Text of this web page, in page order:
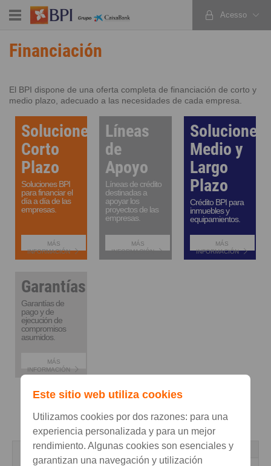
PT EN ES
Acesso
Empresas Financiación
Financiación
El BPI dispone de una oferta completa de financiación de corto y
medio plazo, adecuado a las necesidades de cada empresa.
Soluciones
Corto
Plazo
Soluciones BPI
para financiar el
día a día de las
empresas.
MÁS
INFORMACIÓN
Líneas
de
Apoyo
Líneas de crédito
destinadas a
apoyar los
proyectos de las
empresas.
MÁS
INFORMACIÓN
Soluciones
Medio y
Largo
Plazo
Crédito BPI para
inmuebles y
equipamientos.
MÁS
INFORMACIÓN
Garantías
Garantías de
pago y de
ejecución de
compromisos
asumidos.
MÁS
INFORMACIÓN
Acciones Divisas Índices
Este sitio web utiliza cookies
Utilizamos cookies por dos razones: para una
experiencia personalizada y para un mejor
rendimiento. Algunas cookies son esenciales y
garantizan una navegación y utilización